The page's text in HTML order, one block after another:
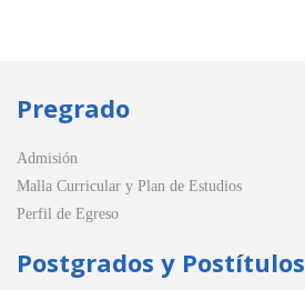
Pregrado
Admisión
Malla Curricular y Plan de Estudios
Perfil de Egreso
Postgrados y Postítulos